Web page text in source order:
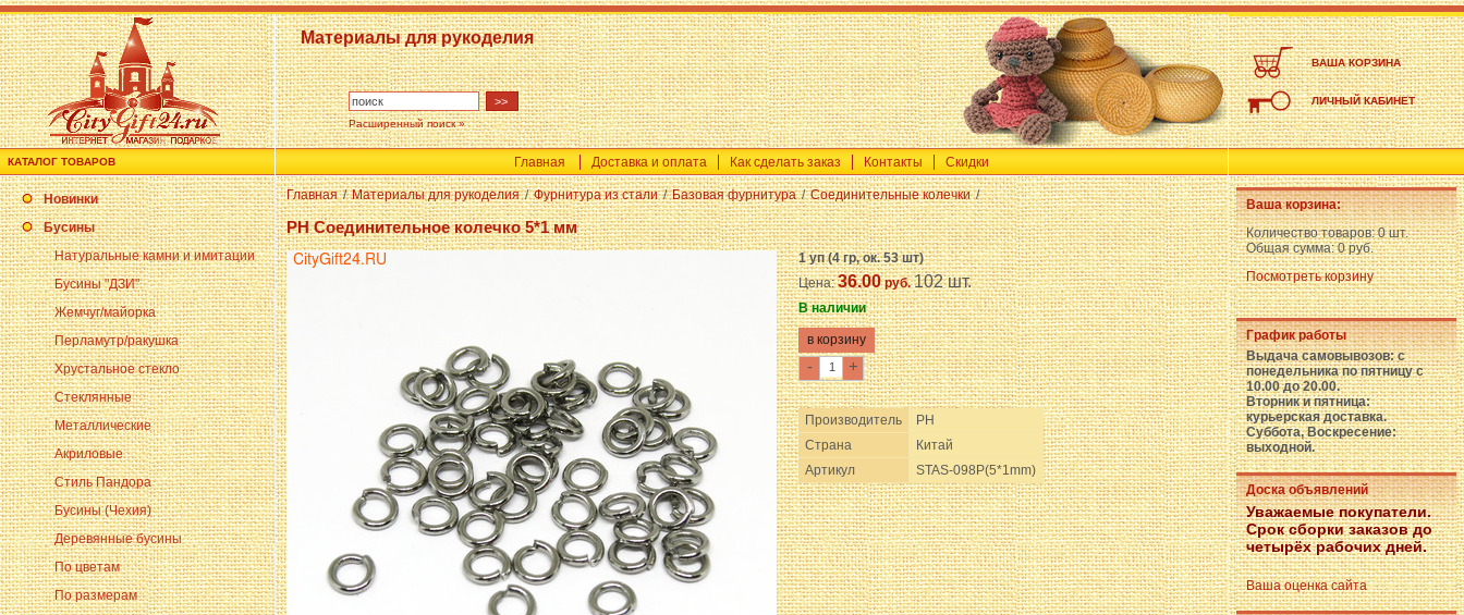
Материалы для рукоделия
Расширенный поиск »
ВАША КОРЗИНА
ЛИЧНЫЙ КАБИНЕТ
КАТАЛОГ ТОВАРОВ Главная Доставка и оплата Как сделать заказ Контакты Скидки
Новинки
Бусины
Натуральные камни и имитации
Бусины "ДЗИ"
Жемчуг/майорка
Перламутр/ракушка
Хрустальное стекло
Стеклянные
Металлические
Акриловые
Стиль Пандора
Бусины (Чехия)
Деревянные бусины
По цветам
По размерам
Главная / Материалы для рукоделия / Фурнитура из стали / Базовая фурнитура / Соединительные колечки /
PH Соединительное колечко 5*1 мм
1 уп (4 гр, ок. 53 шт)
Цена:36.00руб.102 шт.
В наличии
- +
Производитель
PH
Страна
Китай
Артикул
STAS-098P(5*1mm)
Ваша корзина:
Количество товаров:0 шт.
Общая сумма:0 руб.
Посмотреть корзину
График работы
Выдача самовывозов: с
понедельника по пятницу с
10.00 до 20.00.
Вторник и пятница:
курьерская доставка.
Суббота, Воскресение:
выходной.
Доска объявлений
Уважаемые покупатели.
Срок сборки заказов до
четырёх рабочих дней.
Ваша оценка сайта